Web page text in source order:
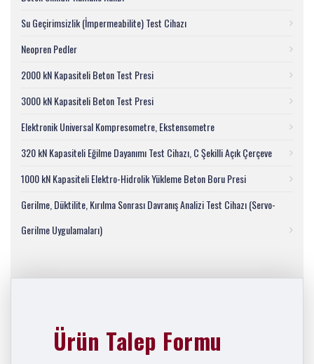
Su Geçirimsizlik (İmpermeabilite) Test Cihazı
Neopren Pedler
2000 kN Kapasiteli Beton Test Presi
3000 kN Kapasiteli Beton Test Presi
Elektronik Universal Kompresometre, Ekstensometre
320 kN Kapasiteli Eğilme Dayanımı Test Cihazı, C Şekilli Açık Çerçeve
1000 kN Kapasiteli Elektro-Hidrolik Yükleme Beton Boru Presi
Gerilme, Düktilite, Kırılma Sonrası Davranış Analizi Test Cihazı (Servo-
Gerilme Uygulamaları)
Ürün Talep Formu